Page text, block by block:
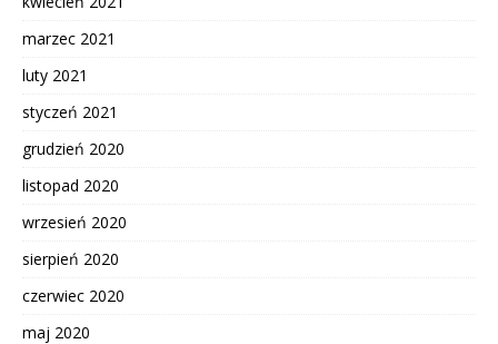
marzec 2021
luty 2021
styczeń 2021
grudzień 2020
listopad 2020
wrzesień 2020
sierpień 2020
czerwiec 2020
maj 2020